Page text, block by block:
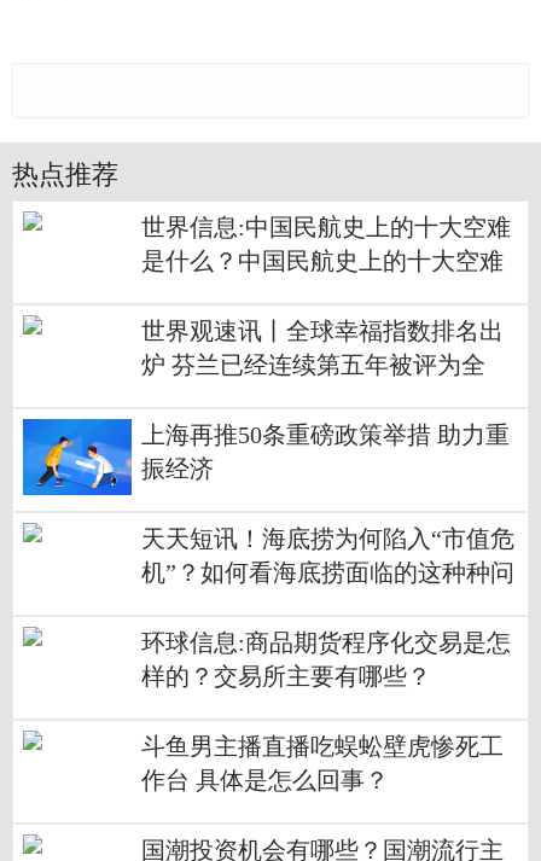
热点推荐
世界信息:中国民航史上的十大空难
是什么？中国民航史上的十大空难
世界观速讯丨全球幸福指数排名出
炉 芬兰已经连续第五年被评为全
上海再推50条重磅政策举措 助力重
振经济
天天短讯！海底捞为何陷入“市值危
机”？如何看海底捞面临的这种种问
环球信息:商品期货程序化交易是怎
样的？交易所主要有哪些？
斗鱼男主播直播吃蜈蚣壁虎惨死工
作台 具体是怎么回事？
国潮投资机会有哪些？国潮流行主